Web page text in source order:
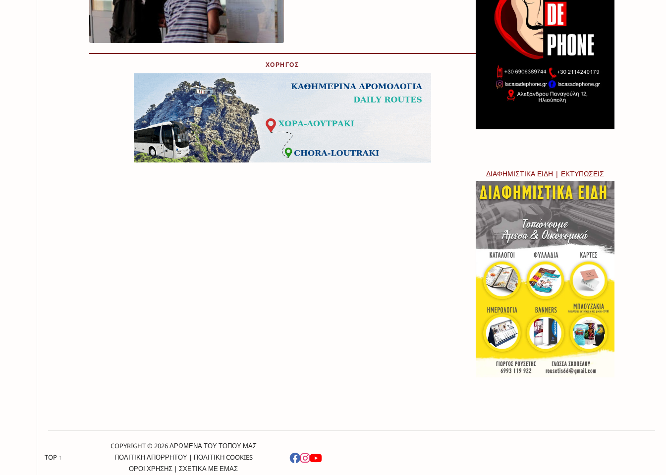
ΧΟΡΗΓΟΣ
ΔΙΑΦΗΜΙΣΤΙΚΑ ΕΙΔΗ | ΕΚΤΥΠΩΣΕΙΣ
TOP ↑
COPYRIGHT © 2026 ΔΡΩΜΕΝΑ ΤΟΥ ΤΟΠΟΥ ΜΑΣ
ΠΟΛΙΤΙΚΗ ΑΠΟΡΡΗΤΟΥ| ΠΟΛΙΤΙΚΗ COOKIES
ΟΡΟΙ ΧΡΗΣΗΣ | ΣΧΕΤΙΚΑ ΜΕ ΕΜΑΣ